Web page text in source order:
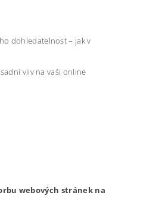
dohledatelnost – jak v
vliv na vaši online
webových stránek na